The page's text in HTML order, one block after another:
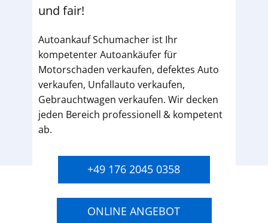
und fair!
Autoankauf Schumacher ist Ihr
kompetenter Autoankäufer für
Motorschaden verkaufen, defektes Auto
verkaufen, Unfallauto verkaufen,
Gebrauchtwagen verkaufen. Wir decken
jeden Bereich professionell & kompetent
ab.
+49 176 2045 0358
ONLINE ANGEBOT